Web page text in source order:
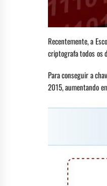
Recentemente, a
criptografa todos os
Para conseguir a
2015, aumentando